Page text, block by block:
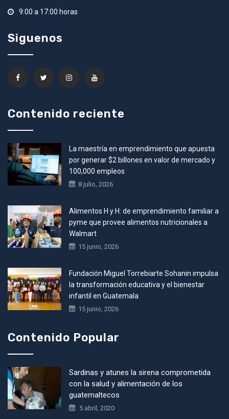
9:00 a 17:00 horas
Siguenos
Contenido reciente
La maestría en emprendimiento que apuesta
por generar $2 billones en valor de mercado y
100,000 empleos
8 julio, 2026
Alimentos H y H: de emprendimiento familiar a
pyme que provee alimentos nutricionales a
Walmart
15 junio, 2026
Fundación Miguel Torrebiarte Sohanin impulsa
la transformación educativa y el bienestar
infantil en Guatemala
15 junio, 2026
Contenido Popular
Sardinas y atunes la sirena comprometida
con la salud y alimentación de los
guatemaltecos
5 abril, 2020